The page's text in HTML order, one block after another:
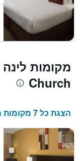
Church
הצגת כל 7 מקומות האירוח